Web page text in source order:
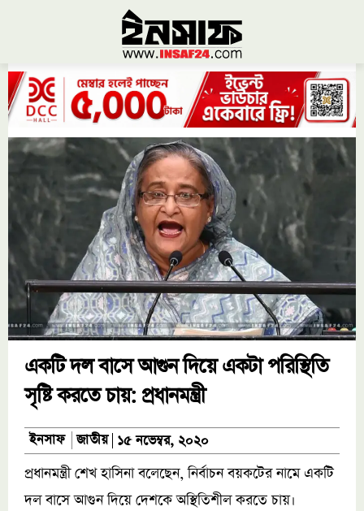
একটি দল বাসে আগুন দিয়ে একটা পরিস্থিতি
সৃষ্টি করতে চায়: প্রধানমন্ত্রী
ইনসাফ জাতীয় ১৫ নভেম্বর, ২০২০
প্রধানমন্ত্রী শেখ হাসিনা বলেছেন, নির্বাচন বয়কটের নামে একটি
দল বাসে আগুন দিয়ে দেশকে অস্থিতিশীল করতে চায়।